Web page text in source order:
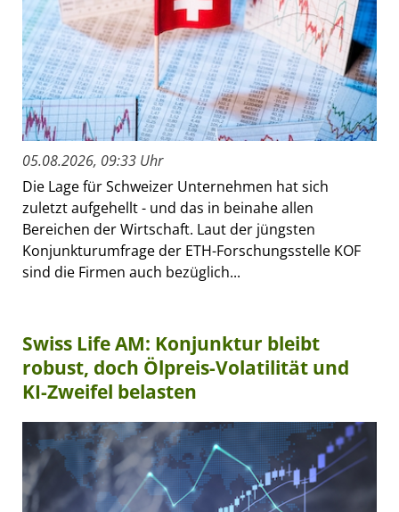
05.08.2026, 09:33 Uhr
Die Lage für Schweizer Unternehmen hat sich
zuletzt aufgehellt - und das in beinahe allen
Bereichen der Wirtschaft. Laut der jüngsten
Konjunkturumfrage der ETH-Forschungsstelle KOF
sind die Firmen auch bezüglich...
Swiss Life AM: Konjunktur bleibt
robust, doch Ölpreis-Volatilität und
KI-Zweifel belasten